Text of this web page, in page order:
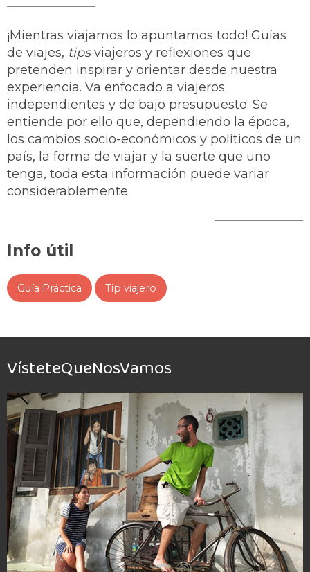
¡Mientras viajamos lo apuntamos todo! Guías
de viajes, tipsviajeros y reflexiones que
pretenden inspirar y orientar desde nuestra
experiencia. Va enfocado a viajeros
independientes y de bajo presupuesto. Se
entiende por ello que, dependiendo la época,
los cambios socio-económicos y políticos de un
país, la forma de viajar y la suerte que uno
tenga, toda esta información puede variar
considerablemente.
Info útil
Guía Práctica Tip viajero
VísteteQueNosVamos